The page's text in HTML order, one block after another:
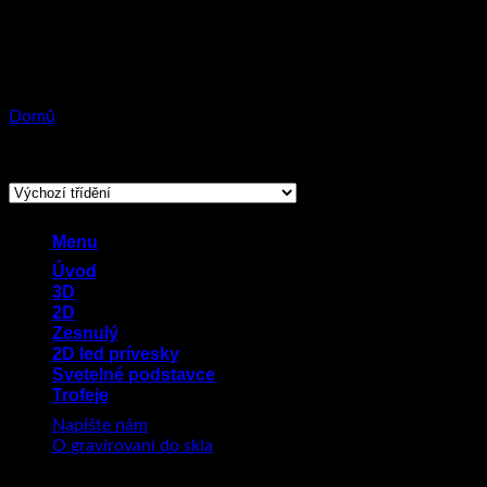
Menu
Úvod
3D
2D
Zesnulý
2D led prívesky
Svetelné podstavce
Trofeje
Napište nám
O gravirovaní do skla
Domů